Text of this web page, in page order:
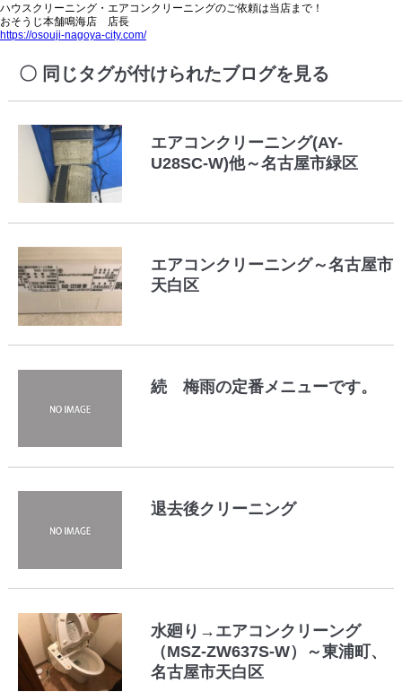
ハウスクリーニング・エアコンクリーニングのご依頼は当店まで！
おそうじ本舗鳴海店 店長
https://osouji-nagoya-city.com/
同じタグが付けられたブログを見る
エアコンクリーニング(AY-
U28SC-W)他～名古屋市緑区
エアコンクリーニング～名古屋市
天白区
続 梅雨の定番メニューです。
退去後クリーニング
水廻り→エアコンクリーング
（MSZ-ZW637S-W）～東浦町、
名古屋市天白区